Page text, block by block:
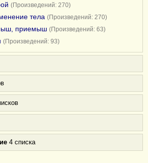
(Произведений: 270)
тела (Произведений: 270)
приемыш (Произведений: 63)
(Произведений: 93)
4 списка